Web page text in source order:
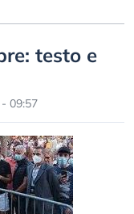
testo e
09:57